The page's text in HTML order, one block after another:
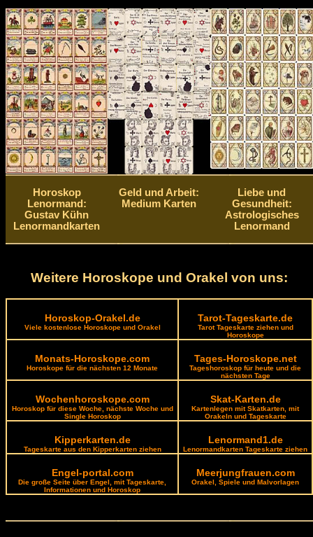
Horoskop
Lenormand:
Gustav Kühn
Lenormandkarten
Geld und Arbeit:
Medium Karten
Liebe und
Gesundheit:
Astrologisches
Lenormand
Weitere Horoskope und Orakel von uns:
Horoskop-Orakel.de
Viele kostenlose Horoskope und Orakel
Tarot-Tageskarte.de
Tarot Tageskarte ziehen und
Horoskope
Monats-Horoskope.com
Horoskope für die nächsten 12 Monate
Tages-Horoskope.net
Tageshoroskop für heute und die
nächsten Tage
Wochenhoroskope.com
Horoskop für diese Woche, nächste Woche und
Single Horoskop
Skat-Karten.de
Kartenlegen mit Skatkarten, mit
Orakeln und Tageskarte
Kipperkarten.de
Tageskarte aus den Kipperkarten ziehen
Lenormand1.de
Lenormandkarten Tageskarte ziehen
Engel-portal.com
Die große Seite über Engel, mit Tageskarte,
Informationen und Horoskop
Meerjungfrauen.com
Orakel, Spiele und Malvorlagen